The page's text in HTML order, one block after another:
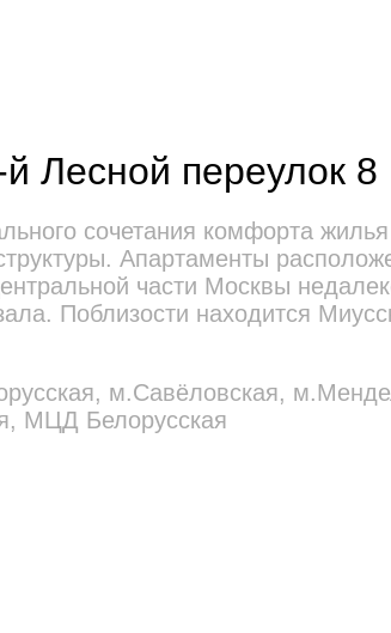
й Лесной переулок 8
сочетания комфорта
Апартаменты
части Москвы
Поблизости находится
м.Савёловская,
МЦД Белорусская